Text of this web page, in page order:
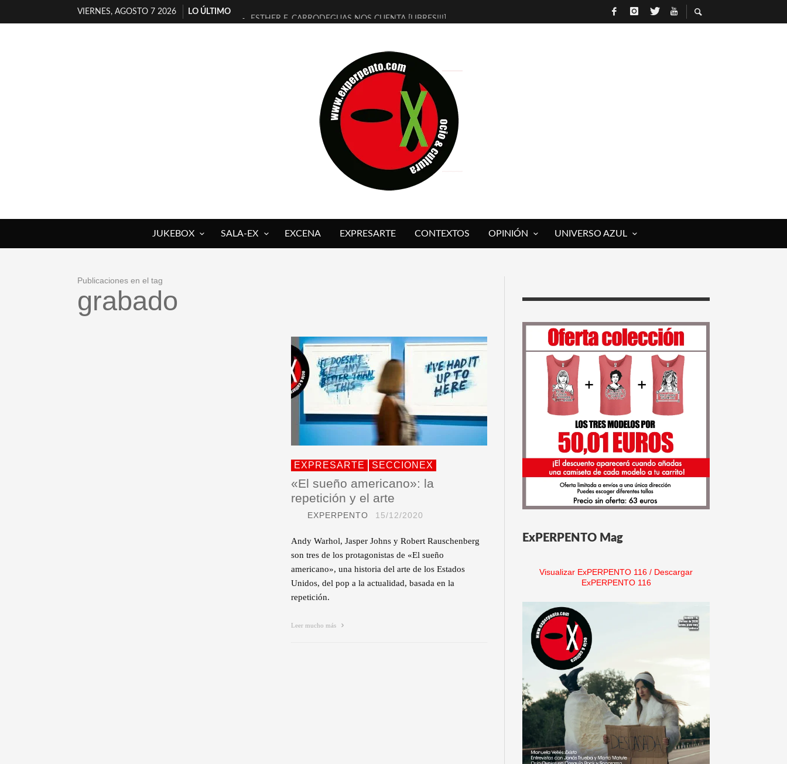
VIERNES, AGOSTO 7 2026
LO ÚLTIMO
ESTHER F. CARRODEGUAS NOS CUENTA [LIBRES!!!]
[ELECTRA JONDA] DE JUAN GUERRERO ZAMORA
TIMBRE 4, LA ESCUELA DEL DIRECTOR TEATRAL CLAUDIO TOLCACHIR
30 AÑOS (NO ES NADA) DE LA KATARSIS DEL TOMATAZO
MILITARES JUDÍAS EN #EXVITA
D’BALDOMEROS REINVENTAN [BITÁCORA 3.0] EN EXVITA
MARSHALL FLASH PRESENTA EN EXVITA [RELATIVA SENCILLEZ]
JOFRE BARDAGÍ EN EXVITA INTERPRETANDO A SERRAT
JUKEBOX SALA-EX EXCENA EXPRESARTE CONTEXTOS OPINIÓN UNIVERSO AZUL
Publicaciones en el tag
grabado
EXPRESARTE SECCIONEX
«El sueño americano»: la
repetición y el arte
EXPERPENTO 15/12/2020
Andy Warhol, Jasper Johns y Robert Rauschenberg
son tres de los protagonistas de «El sueño
americano», una historia del arte de los Estados
Unidos, del pop a la actualidad, basada en la
repetición.
Leer mucho más
ExPERPENTO Mag
Visualizar ExPERPENTO 116 / Descargar
ExPERPENTO 116